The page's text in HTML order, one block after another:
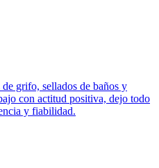
grifo, sellados de baños y
con actitud positiva, dejo todo
y fiabilidad.